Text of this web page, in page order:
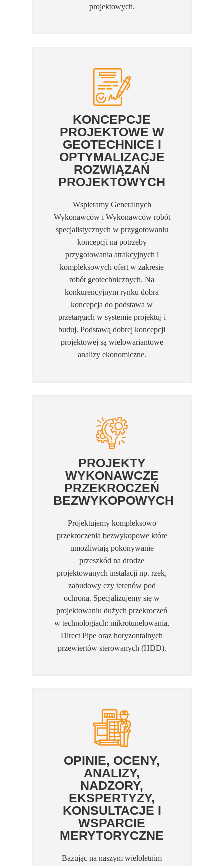
projektowych.
KONCEPCJE
PROJEKTOWE W
GEOTECHNICE I
OPTYMALIZACJE
ROZWIĄZAŃ
PROJEKTOWYCH
Wspieramy Generalnych
Wykonawców i Wykonawców robót
specjalistycznych w przygotowaniu
koncepcji na potrzeby
przygotowania atrakcyjnych i
kompleksowych ofert w zakresie
robót geotechnicznych. Na
konkurencyjnym rynku dobra
koncepcja do podstawa w
przetargach w systemie projektuj i
buduj. Podstawą dobrej koncepcji
projektowej są wielowariantowe
analizy ekonomiczne.
PROJEKTY
WYKONAWCZE
PRZEKROCZEŃ
BEZWYKOPOWYCH
Projektujemy kompleksowo
przekroczenia bezwykopowe które
umożliwiają pokonywanie
przeszkód na drodze
projektowanych instalacji np. rzek,
zabudowy czy terenów pod
ochroną. Specjalizujemy się w
projektowaniu dużych przekroczeń
w technologiach: mikrotunelowania,
Direct Pipe oraz horyzontalnych
przewiertów sterowanych (HDD).
OPINIE, OCENY,
ANALIZY,
NADZORY,
EKSPERTYZY,
KONSULTACJE I
WSPARCIE
MERYTORYCZNE
Bazując na naszym wieloletnim